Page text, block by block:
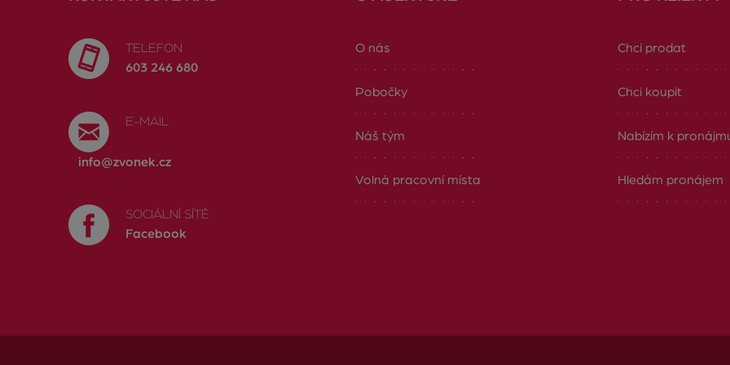
TELEFON
603 246 680
E-MAIL
info@zvonek.cz
SOCIÁLNÍ SÍTĚ
Facebook
O nás
Pobočky
Náš tým
Volná pracovní místa
Chci prodat
Chci koupit
Nabízím k
Hledám pronájem